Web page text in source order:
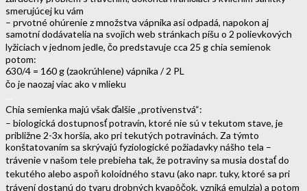
smerujúcej ku vám
– prvotné ohúrenie z množstva vápnika asi odpadá, napokon aj
samotní dodávatelia na svojich web stránkach píšu o 2 polievkových
lyžiciach v jednom jedle, čo predstavuje cca 25 g chia semienok
potom:
630/4 = 160 g (zaokrúhlene) vápnika / 2 PL
čo je naozaj viac ako v mlieku
Chia semienka majú však ďalšie „protivenstvá“:
– biologická dostupnosť potravín, ktoré nie sú v tekutom stave, je
približne 2-3x horšia, ako pri tekutých potravinách. Za týmto
konštatovaním sa skrývajú fyziologické požiadavky nášho tela –
trávenie v našom tele prebieha tak, že potraviny sa musia dostať do
tekutého alebo aspoň koloidného stavu (ako napr. tuky, ktoré sa pri
trávení dostanú do tvaru drobných kvapôčok, vzniká emulzia) a potom